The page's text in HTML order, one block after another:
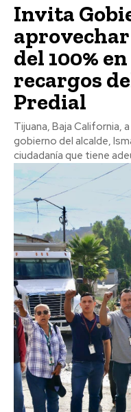
Invita
del 100%
recargos
Predial
Tijuana, Baja California,
gobierno del alcalde,
ciudadanía que tiene